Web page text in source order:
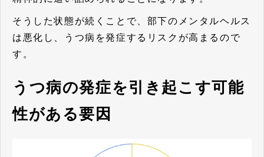
そうした状態が続くことで、部下のメンタルヘルス
は悪化し、うつ病を発症するリスクが高まるので
す。
うつ病の発症を引き起こす可能
性がある要因